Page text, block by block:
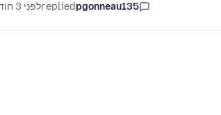
pgonneau135
repliedלפני 3 חודשים